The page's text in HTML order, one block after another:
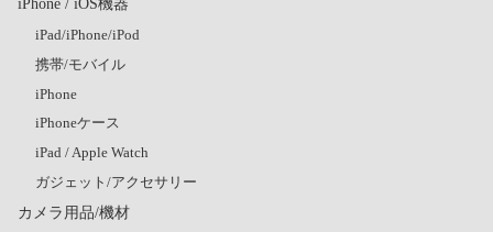
iPad/iPhone/iPod
携帯/モバイル
iPhone
iPhoneケース
iPad / Apple Watch
ガジェット/アクセサリー
カメラ用品/機材